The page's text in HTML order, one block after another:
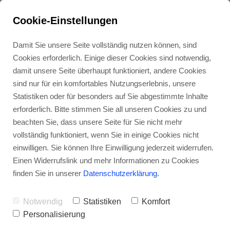
Was ist eine Cult
Brand?
Heute beschäftigen wir uns mit den
Cookie-Einstellungen
Damit Sie unsere Seite vollständig nutzen können, sind
Cookies erforderlich. Einige dieser Cookies sind notwendig,
damit unsere Seite überhaupt funktioniert, andere Cookies
sind nur für ein komfortables Nutzungserlebnis, unsere
Statistiken oder für besonders auf Sie abgestimmte Inhalte
erforderlich. Bitte stimmen Sie all unseren Cookies zu und
beachten Sie, dass unsere Seite für Sie nicht mehr
vollständig funktioniert, wenn Sie in einige Cookies nicht
einwilligen. Sie können Ihre Einwilligung jederzeit widerrufen.
Einen Widerrufslink und mehr Informationen zu Cookies
finden Sie in unserer Datenschutzerklärung.
Notwendig Statistiken
Komfort
Personalisierung